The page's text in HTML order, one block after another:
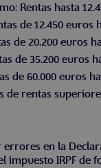
Rentas hasta
de 12.450 euros
de 20.200 euros
de 35.200 euros
de 60.000 euros
de rentas
en la
impuesto IRPF de